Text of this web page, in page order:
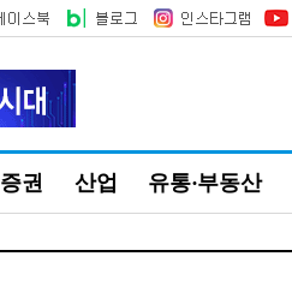
증권 산업 유통·부동산